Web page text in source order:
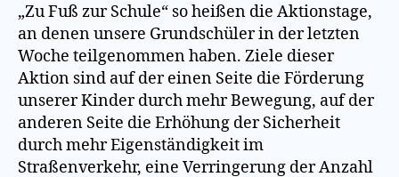
„Zu Fuß zur Schule“ so heißen die Aktionstage,
an denen unsere Grundschüler in der letzten
Woche teilgenommen haben. Ziele dieser
Aktion sind auf der einen Seite die Förderung
unserer Kinder durch mehr Bewegung, auf der
anderen Seite die Erhöhung der Sicherheit
durch mehr Eigenständigkeit im
Straßenverkehr, eine Verringerung der Anzahl